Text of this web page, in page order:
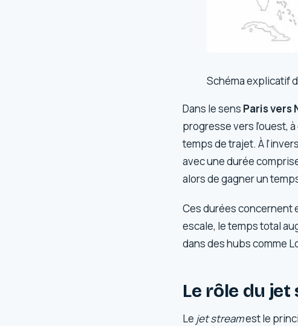
Schéma explicatif
Dans le sens Paris vers
progresse vers l’ouest,
temps de trajet. À
avec une durée
alors de gagner un
Ces durées concernent
escale, le temps total
dans des hubs comme
Le rôle du
Le jet streamest le